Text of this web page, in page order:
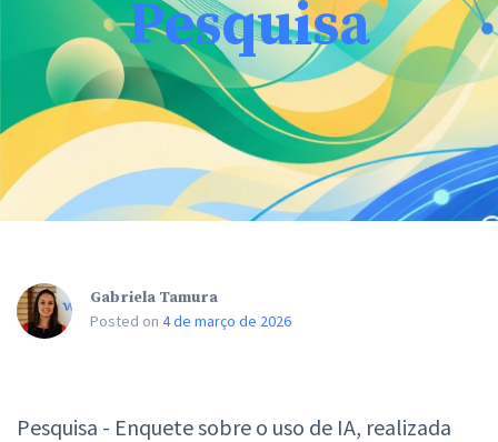
Pesquisa
Gabriela Tamura
Posted on 4 de março de 2026
Pesquisa - Enquete sobre o uso de IA, realizada